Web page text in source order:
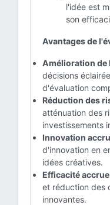
l'idée est
son
Avantages de
Amélioration de
décisions
d'évaluation
Réduction des
atténuation des
investissements
Innovation
d'innovation en
idées créatives.
Efficacité
et réduction des
innovantes.